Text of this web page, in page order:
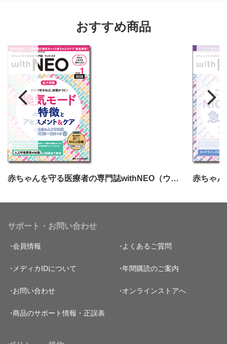
おすすめ商品
赤ちゃんを守る医療者の専門誌withNEO（ウィズネオ）2026年1号
サポート・お問い合わせ
会員情報 よくあるご質問
メディカIDについて 年間購読のご案内
お問い合わせ オンラインストアへ
商品のサポート情報・正誤表